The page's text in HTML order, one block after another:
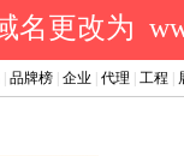
名更改为
品牌榜 企业 代理 工程